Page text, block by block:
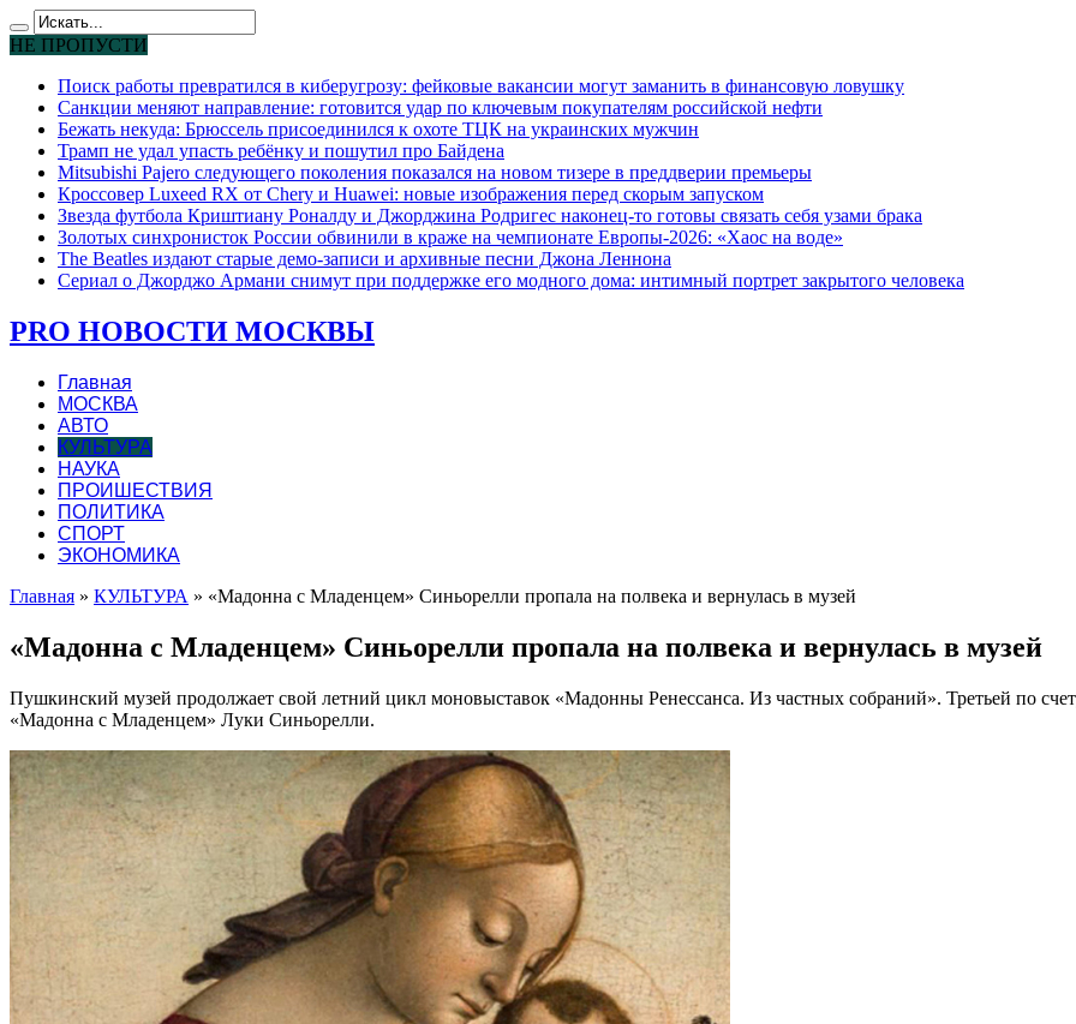
НЕ ПРОПУСТИ
Поиск работы превратился в киберугрозу: фейковые вакансии могут заманить в финансовую ловушку
Санкции меняют направление: готовится удар по ключевым покупателям российской нефти
Бежать некуда: Брюссель присоединился к охоте ТЦК на украинских мужчин
Трамп не удал упасть ребёнку и пошутил про Байдена
Mitsubishi Pajero следующего поколения показался на новом тизере в преддверии премьеры
Кроссовер Luxeed RX от Chery и Huawei: новые изображения перед скорым запуском
Звезда футбола Криштиану Роналду и Джорджина Родригес наконец-то готовы связать себя узами брака
Золотых синхронисток России обвинили в краже на чемпионате Европы-2026: «Хаос на воде»
The Beatles издают старые демо-записи и архивные песни Джона Леннона
Сериал о Джорджо Армани снимут при поддержке его модного дома: интимный портрет закрытого человека
PRO НОВОСТИ МОСКВЫ
Главная
МОСКВА
АВТО
КУЛЬТУРА
НАУКА
ПРОИШЕСТВИЯ
ПОЛИТИКА
СПОРТ
ЭКОНОМИКА
Главная » КУЛЬТУРА » «Мадонна с Младенцем» Синьорелли пропала на полвека и вернулась в музей
«Мадонна с Младенцем» Синьорелли пропала на полвека и вернулась в музей
Пушкинский музей продолжает свой летний цикл моновыставок «Мадонны Ренессанса. Из частных собраний». Третьей по
«Мадонна с Младенцем» Луки Синьорелли.